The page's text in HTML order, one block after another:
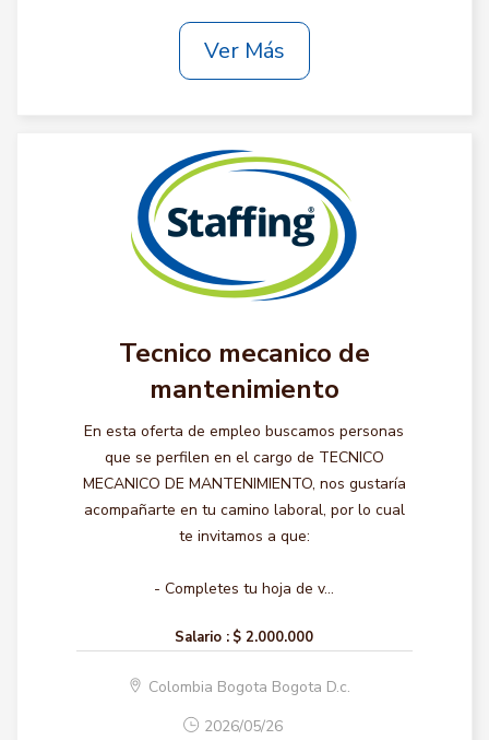
Ver Más
Tecnico mecanico de
mantenimiento
En esta oferta de empleo buscamos personas
que se perfilen en el cargo de TECNICO
MECANICO DE MANTENIMIENTO, nos gustaría
acompañarte en tu camino laboral, por lo cual
te invitamos a que:
- Completes tu hoja de v...
Salario : $ 2.000.000
Colombia Bogota Bogota D.c.
2026/05/26